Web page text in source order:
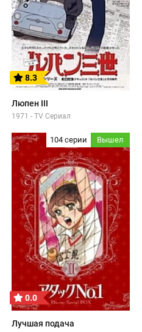
8.3
Люпен III
1971 - TV Сериал
104 серии Вышел
0.0
Лучшая подача